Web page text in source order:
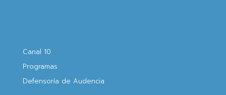
Canal 10
Programas
Defensoría de Audencia